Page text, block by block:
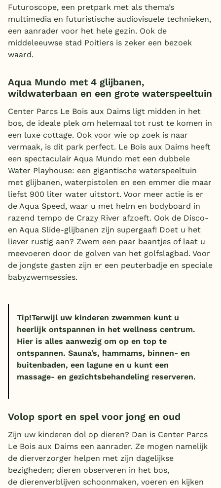
Futuroscope, een pretpark met als thema’s
multimedia en futuristische audiovisuele technieken,
een aanrader voor het hele gezin. Ook de
middeleeuwse stad Poitiers is zeker een bezoek
waard.
Aqua Mundo met 4 glijbanen,
wildwaterbaan en een grote waterspeeltuin
Center Parcs Le Bois aux Daims ligt midden in het
bos, de ideale plek om helemaal tot rust te komen in
een luxe cottage. Ook voor wie op zoek is naar
vermaak, is dit park perfect. Le Bois aux Daims heeft
een spectaculair Aqua Mundo met een dubbele
Water Playhouse: een gigantische waterspeeltuin
met glijbanen, waterpistolen en een emmer die maar
liefst 900 liter water uitstort. Voor meer actie is er
de Aqua Speed, waar u met helm en bodyboard in
razend tempo de Crazy River afzoeft. Ook de Disco-
en Aqua Slide-glijbanen zijn supergaaf! Doet u het
liever rustig aan? Zwem een paar baantjes of laat u
meevoeren door de golven van het golfslagbad. Voor
de jongste gasten zijn er een peuterbadje en speciale
babyzwemsessies.
Tip!Terwijl uw kinderen zwemmen kunt u
heerlijk ontspannen in het wellness centrum.
Hier is alles aanwezig om op en top te
ontspannen. Sauna’s, hammams, binnen- en
buitenbaden, een lagune en u kunt een
massage- en gezichtsbehandeling reserveren.
Volop sport en spel voor jong en oud
Zijn uw kinderen dol op dieren? Dan is Center Parcs
Le Bois aux Daims een aanrader. Ze mogen namelijk
de dierverzorger helpen met zijn dagelijkse
bezigheden; dieren observeren in het bos,
de dierenverblijven schoonmaken, voeren en kijken